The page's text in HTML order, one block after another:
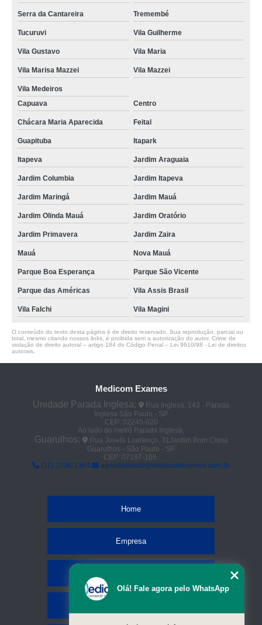
Serra da Cantareira Tremembé
Tucuruvi Vila Guilherme
Vila Gustavo Vila Maria
Vila Marisa Mazzei Vila Mazzei
Vila Medeiros
Capuava
Centro
Chácara Maria Aparecida Feital
Guapituba Itapark
Itapeva Jardim Araguaia
Jardim Columbia Jardim Itapeva
Jardim Maringá Jardim Mauá
Jardim Olinda Mauá Jardim Oratório
Jardim Primavera Jardim Zaira
Mauá Nova Mauá
Parque Boa Esperança Parque São Vicente
Parque das Américas Vila Assis Brasil
Vila Falchi Vila Magini
O conteúdo do texto desta página é de direito reservado. Sua reprodução, parcial ou
total, mesmo citando nossos links, é proibida sem a autorização do autor. Crime de
violação de direito autoral – artigo 184 do Código Penal – Lei 9610/98 - Lei de direitos
autorais
Medicom Exames
Unidade Parada Inglesa:
Rua Inglesa, 143 - Parada
Inglesa São Paulo - SP
CEP: 02245-020
Ao lado do metrô Parada Inglesa.
Guarulhos:
Rua Josefa Lourenço, 31Jardim Bom Clima
Guarulhos - São Paulo - SP
CEP: 07197-105.
(11) 2206-1364
agendamento@medicomexames.com.br
Home
Empresa
Olá! Fale agora pelo WhatsApp